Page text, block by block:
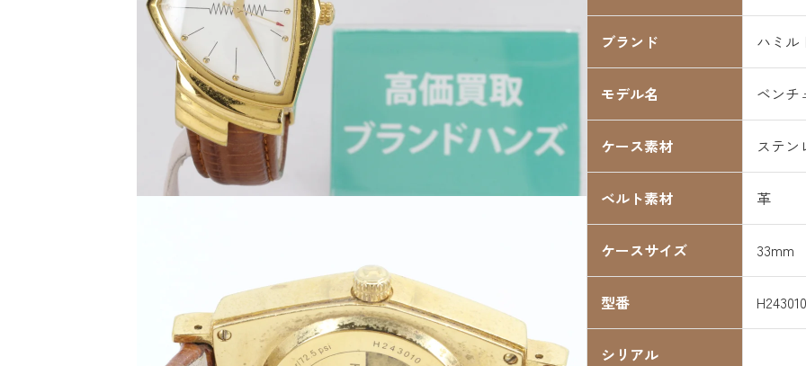
ブランド ハミル
モデル名 ベンチ
ケース素材 ステン
ベルト素材 革
ケースサイズ 33mm
型番 H243010
シリアル